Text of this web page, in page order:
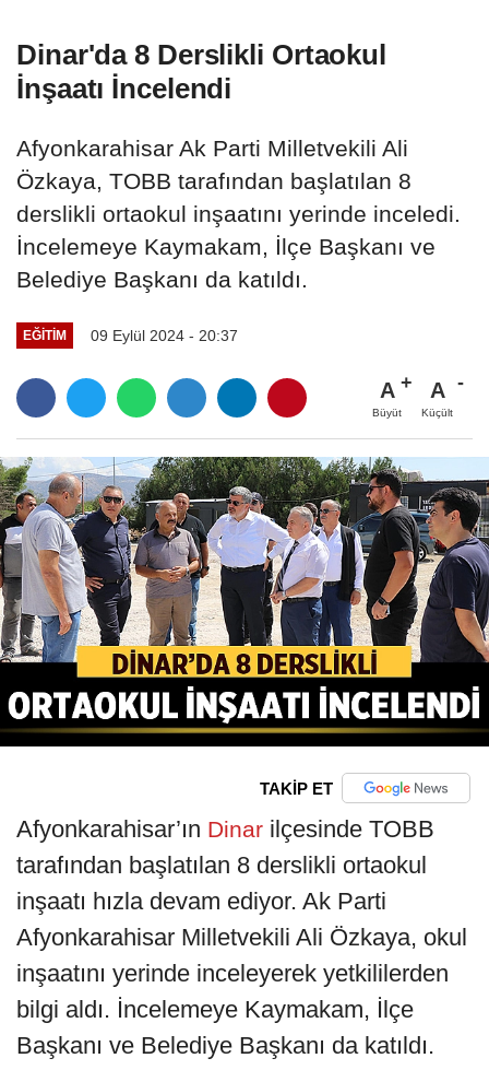
Dinar'da 8 Derslikli Ortaokul
İnşaatı İncelendi
Afyonkarahisar Ak Parti Milletvekili Ali
Özkaya, TOBB tarafından başlatılan 8
derslikli ortaokul inşaatını yerinde inceledi.
İncelemeye Kaymakam, İlçe Başkanı ve
Belediye Başkanı da katıldı.
EĞITIM 09 Eylül 2024 - 20:37
A
Büyüt
A
Küçült
TAKİP ET
Afyonkarahisar’ın Dinar ilçesinde TOBB
tarafından başlatılan 8 derslikli ortaokul
inşaatı hızla devam ediyor. Ak Parti
Afyonkarahisar Milletvekili Ali Özkaya, okul
inşaatını yerinde inceleyerek yetkililerden
bilgi aldı. İncelemeye Kaymakam, İlçe
Başkanı ve Belediye Başkanı da katıldı.